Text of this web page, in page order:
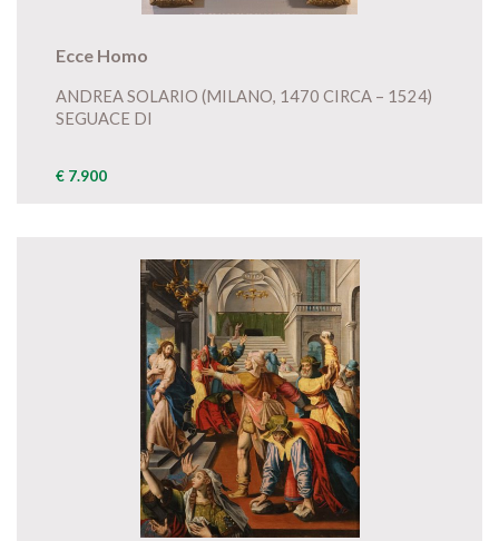
Ecce Homo
ANDREA SOLARIO (MILANO, 1470 CIRCA – 1524)
SEGUACE DI
€ 7.900